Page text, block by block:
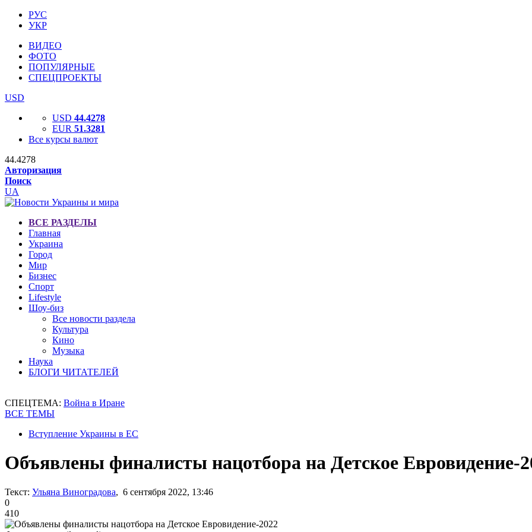
РУС
УКР
ВИДЕО
ФОТО
ПОПУЛЯРНЫЕ
СПЕЦПРОЕКТЫ
USD
USD 44.4278
EUR 51.3281
Все курсы валют
44.4278
Авторизация
Поиск
UA
ВСЕ РАЗДЕЛЫ
Главная
Украина
Город
Мир
Бизнес
Спорт
Lifestyle
Шоу-биз
Все новости раздела
Культура
Кино
Музыка
Наука
БЛОГИ ЧИТАТЕЛЕЙ
СПЕЦТЕМА: Война в Иране
ВСЕ ТЕМЫ
Вступление Украины в ЕС
Объявлены финалисты нацотбора на Детское Евровидение-
Текст: Ульяна Виноградова, 6 сентября 2022, 13:46
0
410